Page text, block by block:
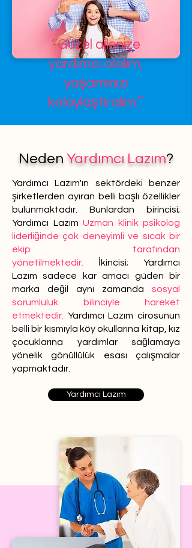
’’Güzel ailenize
yardımcı olalım,
yaşamınızı
kolaylaştıralım.’’
Neden Yardımcı Lazım?
Yardımcı Lazım'ın sektördeki benzer
şirketlerden ayıran belli başlı özellikler
bulunmaktadır. Bunlardan birincisi;
Yardımcı Lazım Uzman klinik psikolog
liderliğinde çok deneyimli ve sıcak bir
ekip tarafından
yönetilmektedir.
İkincisi; Yardımcı
Lazım sadece kar amacı güden bir
marka değil aynı zamanda sosyal
sorumluluk bilinciyle hareket
etmektedir.
Yardımcı Lazım cirosunun
belli bir kısmıyla köy okullarına kitap, kız
çocuklarına yardımlar sağlamaya
yönelik gönüllülük esası çalışmalar
yapmaktadır.
Yardımcı Lazım